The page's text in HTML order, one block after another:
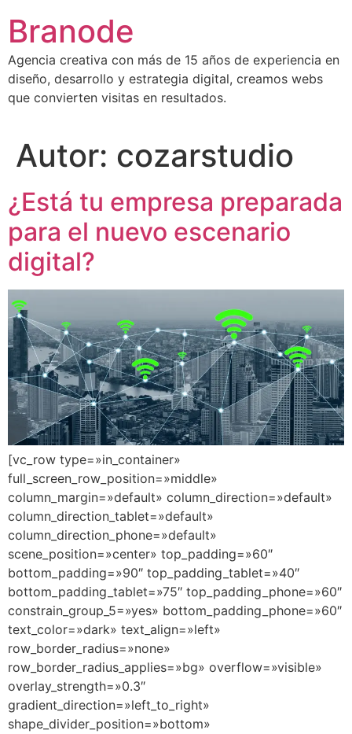
contenido
Branode
Agencia creativa con más de 15 años de experiencia en
diseño, desarrollo y estrategia digital, creamos webs
que convierten visitas en resultados.
Autor: cozarstudio
¿Está tu empresa preparada
para el nuevo escenario
digital?
[vc_row type=»in_container»
full_screen_row_position=»middle»
column_margin=»default» column_direction=»default»
column_direction_tablet=»default»
column_direction_phone=»default»
scene_position=»center» top_padding=»60″
bottom_padding=»90″ top_padding_tablet=»40″
bottom_padding_tablet=»75″ top_padding_phone=»60″
constrain_group_5=»yes» bottom_padding_phone=»60″
text_color=»dark» text_align=»left»
row_border_radius=»none»
row_border_radius_applies=»bg» overflow=»visible»
overlay_strength=»0.3″
gradient_direction=»left_to_right»
shape_divider_position=»bottom»